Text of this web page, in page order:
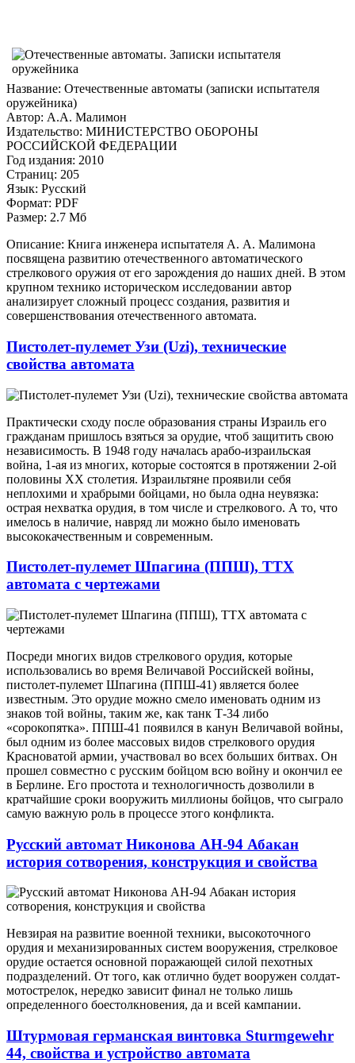
Название: Отечественные автоматы (записки испытателя
оружейника)
Автор: А.А. Малимон
Издательство: МИНИСТЕРСТВО ОБОРОНЫ
РОССИЙСКОЙ ФЕДЕРАЦИИ
Год издания: 2010
Страниц: 205
Язык: Русский
Формат: PDF
Размер: 2.7 Мб
Описание: Книга инженера испытателя А. А. Малимона
посвящена развитию отечественного автоматического
стрелкового оружия от его зарождения до наших дней. В этом
крупном технико историческом исследовании автор
анализирует сложный процесс создания, развития и
совершенствования отечественного автомата.
Пистолет-пулемет Узи (Uzi), технические
свойства автомата
Практически сходу после образования страны Израиль его
гражданам пришлось взяться за орудие, чтоб защитить свою
независимость. В 1948 году началась арабо-израильская
война, 1-ая из многих, которые состоятся в протяжении 2-ой
половины XX столетия. Израильтяне проявили себя
неплохими и храбрыми бойцами, но была одна неувязка:
острая нехватка орудия, в том числе и стрелкового. А то, что
имелось в наличие, навряд ли можно было именовать
высококачественным и современным.
Пистолет-пулемет Шпагина (ППШ), ТТХ
автомата с чертежами
Посреди многих видов стрелкового орудия, которые
использовались во время Величавой Российскей войны,
пистолет-пулемет Шпагина (ППШ-41) является более
известным. Это орудие можно смело именовать одним из
знаков той войны, таким же, как танк Т-34 либо
«сорокопятка». ППШ-41 появился в канун Величавой войны,
был одним из более массовых видов стрелкового орудия
Красноватой армии, участвовал во всех больших битвах. Он
прошел совместно с русским бойцом всю войну и окончил ее
в Берлине. Его простота и технологичность дозволили в
кратчайшие сроки вооружить миллионы бойцов, что сыграло
самую важную роль в процессе этого конфликта.
Русский автомат Никонова АН-94 Абакан
история сотворения, конструкция и свойства
Невзирая на развитие военной техники, высокоточного
орудия и механизированных систем вооружения, стрелковое
орудие остается основной поражающей силой пехотных
подразделений. От того, как отлично будет вооружен солдат-
мотострелок, нередко зависит финал не только лишь
определенного боестолкновения, да и всей кампании.
Штурмовая германская винтовка Sturmgewehr
44, свойства и устройство автомата